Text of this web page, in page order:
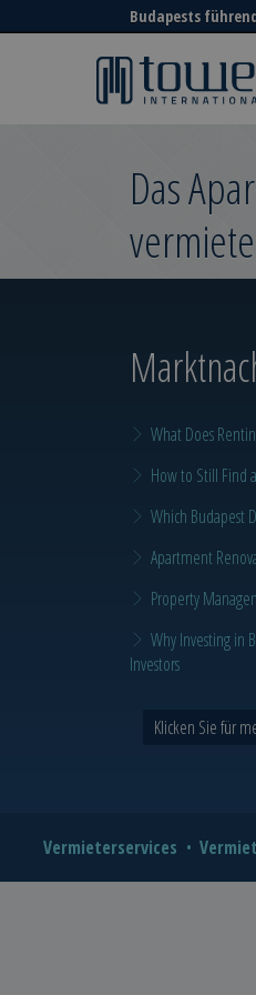
Budapests
Das
What Does
How to Still Find
Which Budapest
Apartment
Property
Why Investing in
Investors
Klicken Sie für
Vermieterservices